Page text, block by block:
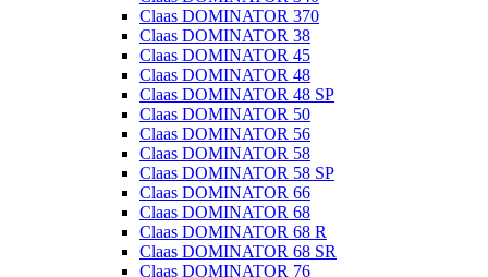
Claas DOMINATOR 370
Claas DOMINATOR 38
Claas DOMINATOR 45
Claas DOMINATOR 48
Claas DOMINATOR 48 SP
Claas DOMINATOR 50
Claas DOMINATOR 56
Claas DOMINATOR 58
Claas DOMINATOR 58 SP
Claas DOMINATOR 66
Claas DOMINATOR 68
Claas DOMINATOR 68 R
Claas DOMINATOR 68 SR
Claas DOMINATOR 76